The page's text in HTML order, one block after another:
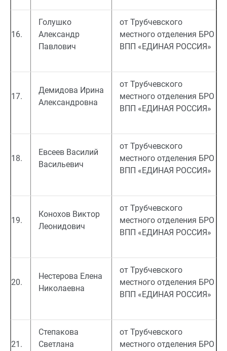
16.
Голушко
Александр
Павлович
от Трубчевского
местного отделения БРО
ВПП «ЕДИНАЯ РОССИЯ»
17.
Демидова Ирина
Александровна
от Трубчевского
местного отделения БРО
ВПП «ЕДИНАЯ РОССИЯ»
18.
Евсеев Василий
Васильевич
от Трубчевского
местного отделения БРО
ВПП «ЕДИНАЯ РОССИЯ»
19.
Конохов Виктор
Леонидович
от Трубчевского
местного отделения БРО
ВПП «ЕДИНАЯ РОССИЯ»
20.
Нестерова Елена
Николаевна
от Трубчевского
местного отделения БРО
ВПП «ЕДИНАЯ РОССИЯ»
21.
Степакова
Светлана
от Трубчевского
местного отделения БРО